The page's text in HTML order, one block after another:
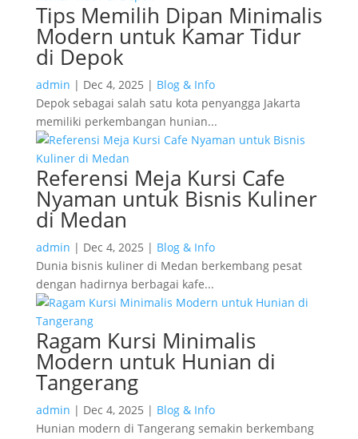
Tips Memilih Dipan Minimalis
Modern untuk Kamar Tidur
di Depok
admin | Dec 4, 2025 | Blog & Info
Depok sebagai salah satu kota penyangga Jakarta
memiliki perkembangan hunian...
Referensi Meja Kursi Cafe
Nyaman untuk Bisnis Kuliner
di Medan
admin | Dec 4, 2025 | Blog & Info
Dunia bisnis kuliner di Medan berkembang pesat
dengan hadirnya berbagai kafe...
Ragam Kursi Minimalis
Modern untuk Hunian di
Tangerang
admin | Dec 4, 2025 | Blog & Info
Hunian modern di Tangerang semakin berkembang